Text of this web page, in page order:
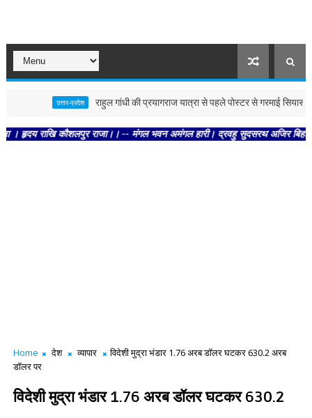
उत्तर-प्रदेश राहुल गांधी की प्रयागराज यात्रा से पहले पोस्टर से गरमाई सियासत
राखि कौशलपुर राजा।। -- मंगल भवन अमंगल हारी। द्रवहु सुदसरथ अजिर बिहारी ।।
Home देश व्यापार
विदेशी मुद्रा भंडार 1.76 अरब डॉलर घटकर 630.2 अरब
डॉलर पर
विदेशी मुद्रा भंडार 1.76 अरब डॉलर घटकर 630.2